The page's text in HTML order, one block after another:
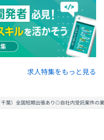
求人特集をもっと見る
千葉）全国短期出張あり◎自社内受託案件の